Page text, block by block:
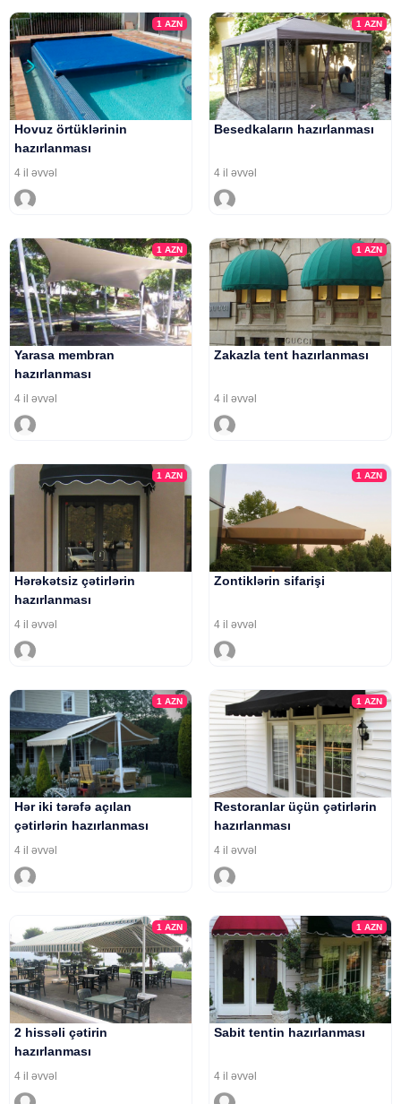
1AZN
Hovuz örtüklərinin
hazırlanması
4 il əvvəl
1 AZN
Besedkaların hazırlanması
4 il əvvəl
1AZN
Yarasa membran
hazırlanması
4 il əvvəl
1 AZN
Zakazla tent hazırlanması
4 il əvvəl
1AZN
Hərəkətsiz çətirlərin
hazırlanması
4 il əvvəl
1 AZN
Zontiklərin sifarişi
4 il əvvəl
1AZN
Hər iki tərəfə açılan
çətirlərin hazırlanması
4 il əvvəl
1 AZN
Restoranlar üçün çətirlərin
hazırlanması
4 il əvvəl
1AZN
2 hissəli çətirin
hazırlanması
4 il əvvəl
1 AZN
Sabit tentin hazırlanması
4 il əvvəl